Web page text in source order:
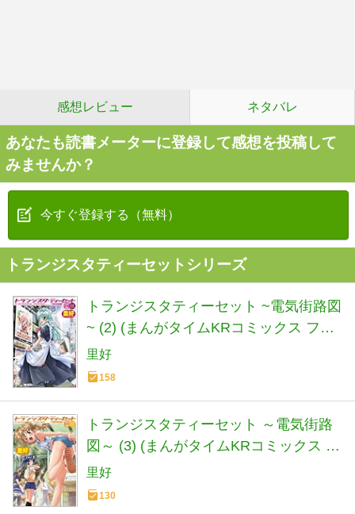
感想レビュー ネタバレ
あなたも読書メーターに登録して感想を投稿して
みませんか？
今すぐ登録する（無料）
トランジスタティーセットシリーズ
トランジスタティーセット ~電気街路図
~ (2) (まんがタイムKRコミックス フォ
ワードシリーズ)
里好
158
トランジスタティーセット ～電気街路
図～ (3) (まんがタイムKRコミックス フ
ォワードシリーズ)
里好
130